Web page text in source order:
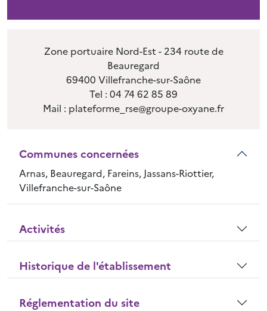
Zone portuaire Nord-Est - 234 route de
Beauregard
69400 Villefranche-sur-Saône
Tel : 04 74 62 85 89
Mail : plateforme_rse@groupe-oxyane.fr
Communes concernées
Arnas, Beauregard, Fareins, Jassans-Riottier,
Villefranche-sur-Saône
Activités
Historique de l'établissement
Réglementation du site